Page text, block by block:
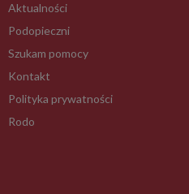
Aktualności
Podopieczni
Szukam pomocy
Kontakt
Polityka prywatności
Rodo